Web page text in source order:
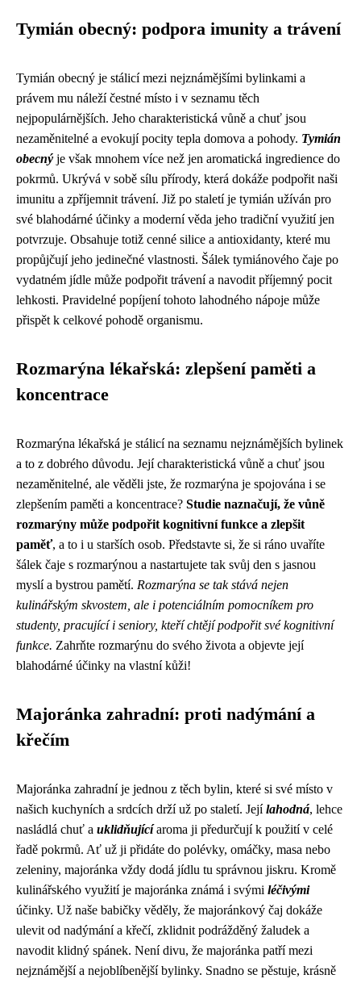
Tymián obecný: podpora imunity a trávení
Tymián obecný je stálicí mezi nejznámějšími bylinkami a
právem mu náleží čestné místo i v seznamu těch
nejpopulárnějších. Jeho charakteristická vůně a chuť jsou
nezaměnitelné a evokují pocity tepla domova a pohody. Tymián
obecný je však mnohem více než jen aromatická ingredience do
pokrmů. Ukrývá v sobě sílu přírody, která dokáže podpořit naši
imunitu a zpříjemnit trávení. Již po staletí je tymián užíván pro
své blahodárné účinky a moderní věda jeho tradiční využití jen
potvrzuje. Obsahuje totiž cenné silice a antioxidanty, které mu
propůjčují jeho jedinečné vlastnosti. Šálek tymiánového čaje po
vydatném jídle může podpořit trávení a navodit příjemný pocit
lehkosti. Pravidelné popíjení tohoto lahodného nápoje může
přispět k celkové pohodě organismu.
Rozmarýna lékařská: zlepšení paměti a
koncentrace
Rozmarýna lékařská je stálicí na seznamu nejznámějších bylinek
a to z dobrého důvodu. Její charakteristická vůně a chuť jsou
nezaměnitelné, ale věděli jste, že rozmarýna je spojována i se
zlepšením paměti a koncentrace? Studie naznačují, že vůně
rozmarýny může podpořit kognitivní funkce a zlepšit
paměť, a to i u starších osob. Představte si, že si ráno uvaříte
šálek čaje s rozmarýnou a nastartujete tak svůj den s jasnou
myslí a bystrou pamětí. Rozmarýna se tak stává nejen
kulinářským skvostem, ale i potenciálním pomocníkem pro
studenty, pracující i seniory, kteří chtějí podpořit své kognitivní
funkce. Zahrňte rozmarýnu do svého života a objevte její
blahodárné účinky na vlastní kůži!
Majoránka zahradní: proti nadýmání a
křečím
Majoránka zahradní je jednou z těch bylin, které si své místo v
našich kuchyních a srdcích drží už po staletí. Jejílahodná, lehce
nasládlá chuť a uklidňujícíaroma ji předurčují k použití v celé
řadě pokrmů. Ať už ji přidáte do polévky, omáčky, masa nebo
zeleniny, majoránka vždy dodá jídlu tu správnou jiskru. Kromě
kulinářského využití je majoránka známá i svými léčivými
účinky. Už naše babičky věděly, že majoránkový čaj dokáže
ulevit od nadýmání a křečí, zklidnit podrážděný žaludek a
navodit klidný spánek. Není divu, že majoránka patří mezi
nejznámější a nejoblíbenější bylinky. Snadno se pěstuje, krásně